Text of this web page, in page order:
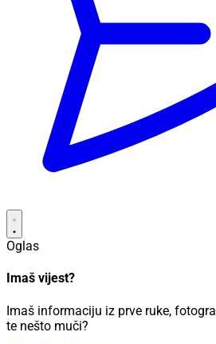
Oglas
Imaš vijest?
Imaš informaciju iz prve ruke,
te nešto muči?